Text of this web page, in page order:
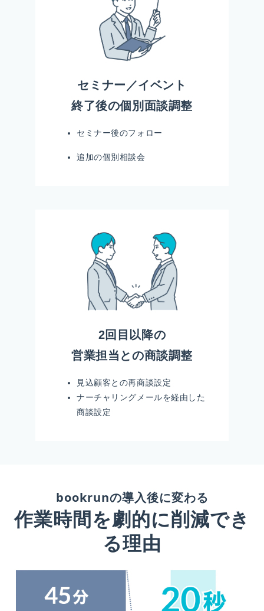
セミナー／イベント
終了後の個別面談調整
セミナー後のフォロー
追加の個別相談会
2回目以降の
営業担当との商談調整
見込顧客との再商談設定
ナーチャリングメールを経由した
商談設定
bookrunの導入後に変わる
作業時間を劇的に削減でき
る理由